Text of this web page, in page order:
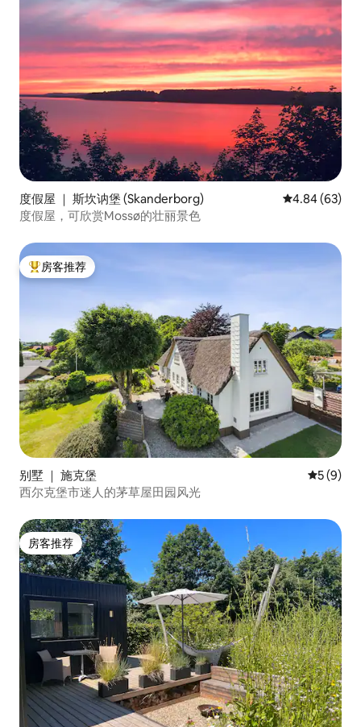
度假屋 ｜ 斯坎讷堡 (Skanderborg) 平均评分 4.84
4.84 (63)
度假屋，可欣赏Mossø的壮丽景色
热门「房客推荐」
房客推荐
别墅 ｜ 施克堡 平均评分
5 (9)
西尔克堡市迷人的茅草屋田园风光
房客推荐
房客推荐